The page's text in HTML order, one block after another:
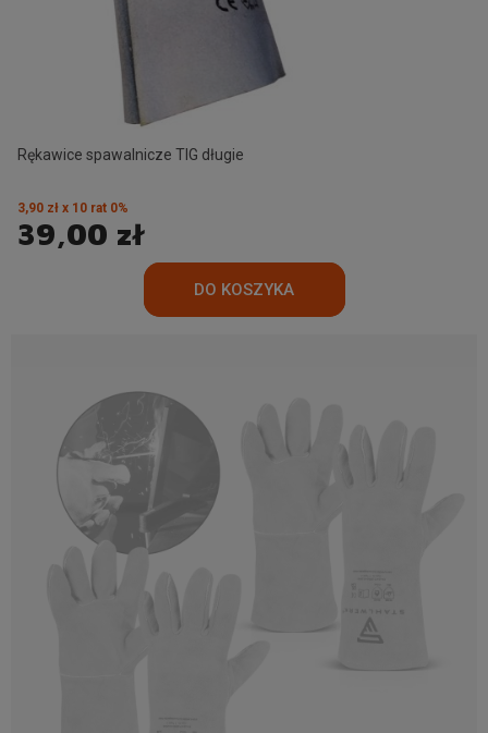
Rękawice spawalnicze TIG długie
39,00 zł
3,90 zł x 10 rat 0%